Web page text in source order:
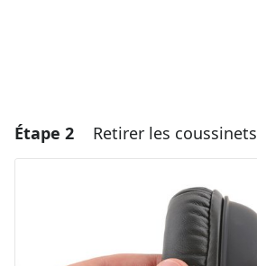
Étape 2 Retirer les coussinets